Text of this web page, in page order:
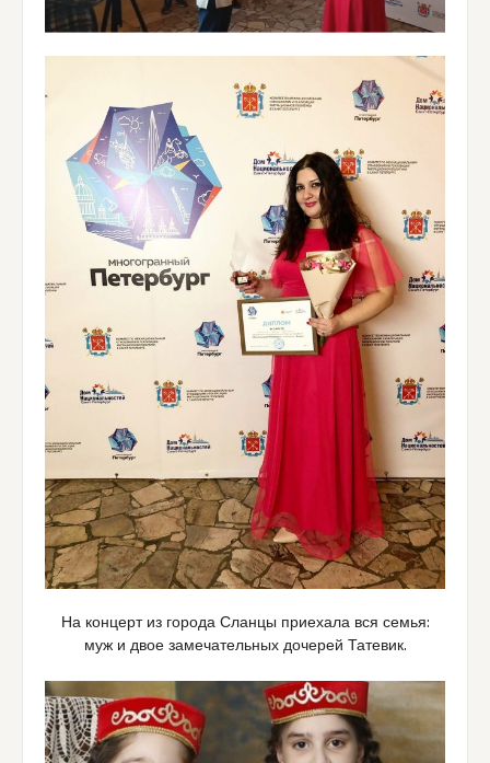
На концерт из города Сланцы приехала вся семья:
муж и двое замечательных дочерей Татевик.